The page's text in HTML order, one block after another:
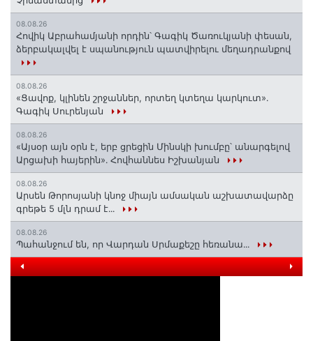
08.08.26
Հովիկ Աբրահամյանի որդին՝ Գագիկ Ծառուկյանի փեսան,
ձերբակալվել է սպանություն պատվիրելու մեղադրանքով
08.08.26
«Ցավոք, կլինեն շրջաններ, որտեղ կտեղա կարկուտ»․
Գագիկ Սուրենյան
08.08.26
«Այսօր այն օրն է, երբ ցրեցին Մինսկի խումբը՝ անարգելով
Արցախի հայերին»․ Հովհաննես Իշխանյան
08.08.26
Արսեն Թորոսյանի կնոջ միայն ամսական աշխատավարձը
գրեթե 5 մլն դրամ է․․․
08.08.26
Պահանջում են, որ Վարդան Սրմաքեշը հեռանա․․․